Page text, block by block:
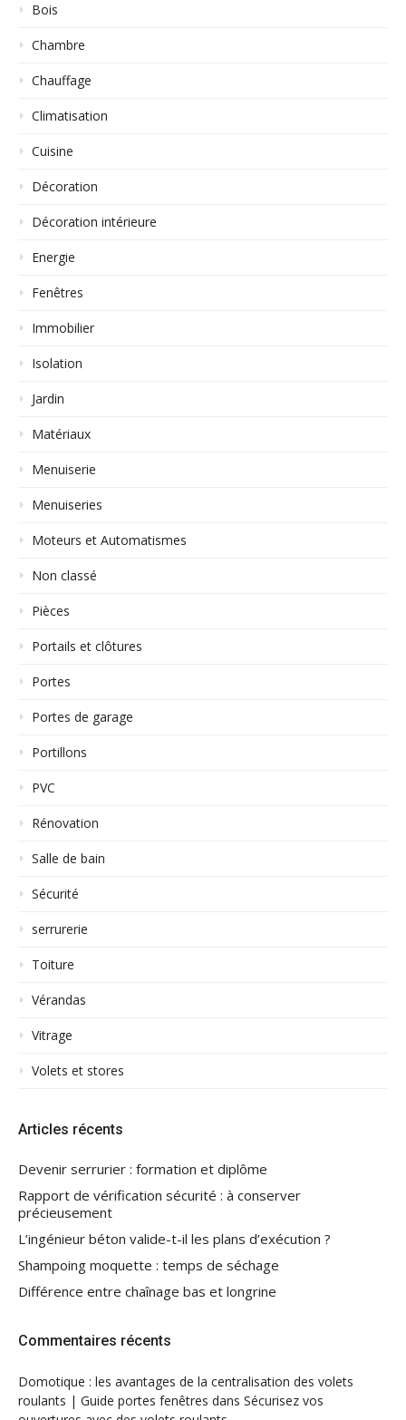
Bois
Chambre
Chauffage
Climatisation
Cuisine
Décoration
Décoration intérieure
Energie
Fenêtres
Immobilier
Isolation
Jardin
Matériaux
Menuiserie
Menuiseries
Moteurs et Automatismes
Non classé
Pièces
Portails et clôtures
Portes
Portes de garage
Portillons
PVC
Rénovation
Salle de bain
Sécurité
serrurerie
Toiture
Vérandas
Vitrage
Volets et stores
Articles récents
Devenir serrurier : formation et diplôme
Rapport de vérification sécurité : à conserver
précieusement
L’ingénieur béton valide-t-il les plans d’exécution ?
Shampoing moquette : temps de séchage
Différence entre chaînage bas et longrine
Commentaires récents
Domotique : les avantages de la centralisation des volets
roulants | Guide portes fenêtres dans Sécurisez vos